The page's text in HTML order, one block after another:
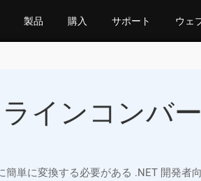
製品 購入 サポート ウェ
インコンバ
単に変換する必要がある .NET 開発者